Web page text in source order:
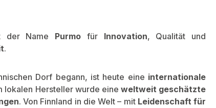
der Name Purmo für Innovation, Qualität und
.
Dorf begann, ist heute eine internationale
lokalen Hersteller wurde eine weltweit geschätzte
. Von Finnland in die Welt – mit Leidenschaft für